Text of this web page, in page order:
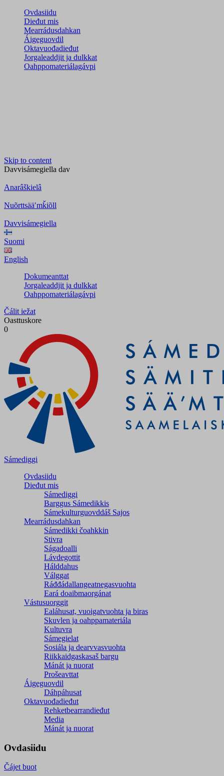
Ovdasiidu
Dieđut mis
Mearrádusdahkan
Áigeguovdil
Oktavuođadieđut
Jorgaleaddjit ja dulkkat
Oahppomateriálagávpi
Skip to content
Davvisámegiella dav
Anarâškielâ
Nuõrttsääʹmǩiõll
Davvisámegiella
Suomi
English
Dokumeanttat
Jorgaleaddjit ja dulkkat
Oahppomateriálagávpi
Čálit iežat
Oasttuskore
0
Sámediggi
Ovdasiidu
Dieđut mis
Sámediggi
Barggus Sámedikkis
Sámekulturguovddáš Sajos
Mearrádusdahkan
Sámedikki čoahkkin
Stivra
Ságadoalli
Lávdegottit
Hálddahus
Válggat
Ráđđádallangeatnegas­vuohta
Eará doaibmaorgánat
Vástusuorggit
Ealáhusat, vuoigatvuohta ja biras
Skuvlen ja oahppamateriála
Kultuvra
Sámegielat
Sosiála ja dearvvasvuohta
Riikkaidgaskasaš bargu
Mánát ja nuorat
Prošeavttat
Áigeguovdil
Dáhpáhusat
Oktavuođadieđut
Rehketbearrandieđut
Media
Mánát ja nuorat
Ovdasiidu
Čájet buot